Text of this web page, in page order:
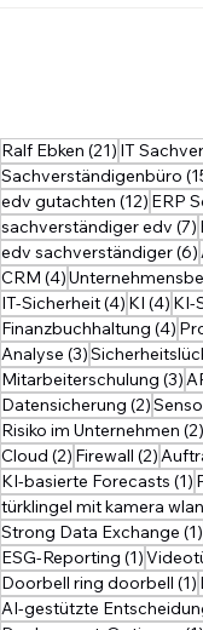
Ralf Ebken (21) 21
IT
Sachverständigenbüro
edv gutachten (12) 12
ERP
sachverständiger edv (7)
edv sachverständiger(6)
CRM (4)4 Beiträge
IT-Sicherheit(4) 4
KI (4) 4
KI-
Finanzbuchhaltung (4) 4
Analyse (3)3 Beiträge
Mitarbeiterschulung (3) 3
Datensicherung (2)2
Risiko im Unternehmen (2)
Cloud (2) 2 Beiträge
Firewall (2) 2
KI-basierte Forecasts (1)
türklingel mit kamera wlan
Strong Data Exchange (1)
ESG-Reporting (1)1
Doorbell ring doorbell (1)
AI-gestützte